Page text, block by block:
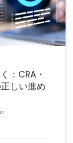
：CRA・
しい進め